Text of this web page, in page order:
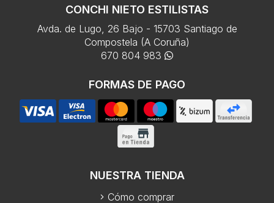
CONCHI NIETO ESTILISTAS
Avda. de Lugo, 26 Bajo - 15703 Santiago de
Compostela (A Coruña)
670 804 983
FORMAS DE PAGO
NUESTRA TIENDA
Cómo comprar